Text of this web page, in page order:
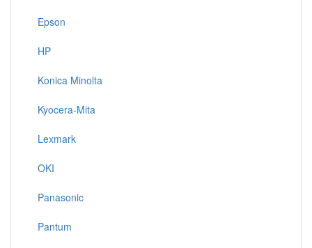
Epson
HP
Konica Minolta
Kyocera-Mita
Lexmark
OKI
Panasonic
Pantum